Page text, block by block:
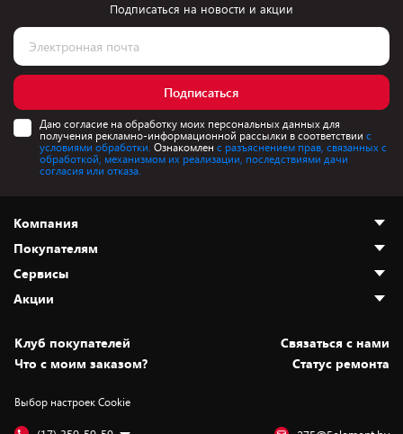
Подписаться на новости и акции
Подписаться
Даю согласие на обработку моих персональных данных для
получения рекламно-информационной рассылки в соответствии с
условиями обработки. Ознакомлен с разъяснением прав, связанных с
обработкой, механизмом их реализации, последствиями дачи
согласия или отказа.
Компания
О нас
Адреса магазинов
Новости
Статьи и обзоры
Вакансии
Дай пять добру!
Покупателям
Как сделать заказ
Оплата и доставка
Безналичный расчёт
Обмен и возврат товара
Обработка персональных данных
Сервисы
Установка техники
Для игровых консолей
Для мобильных устройств
Акции
Скидки и промокоды
Белорусские товары
Бонусы
Клуб покупателей
Cвязаться с нами
Что с моим заказом?
Статус ремонта
Выбор настроек Cookie